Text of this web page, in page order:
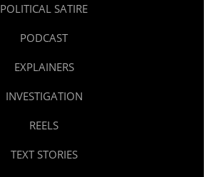
POLITICAL SATIRE
PODCAST
EXPLAINERS
INVESTIGATION
REELS
TEXT STORIES